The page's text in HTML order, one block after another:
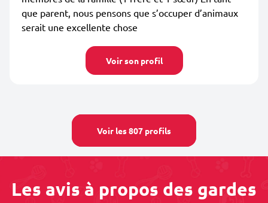
que parent, nous pensons que s’occuper d’animaux
serait une excellente chose
Voir son profil
Voir les 807 profils
Les avis à propos des gardes